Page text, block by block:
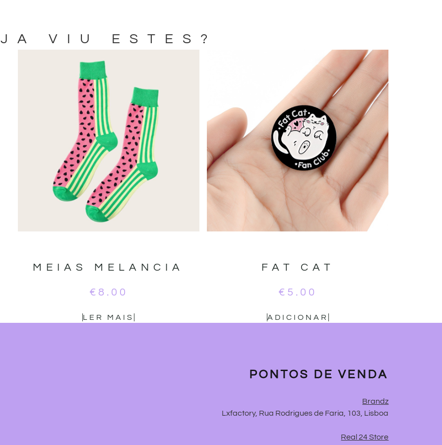
JA VIU ESTES?
MEIAS MELANCIA
€ 8.00
LER MAIS
FAT CAT
€ 5.00
ADICIONAR
PONTOS DE VENDA
Brandz
Lxfactory, Rua Rodrigues de Faria, 103, Lisboa
Real 24 Store